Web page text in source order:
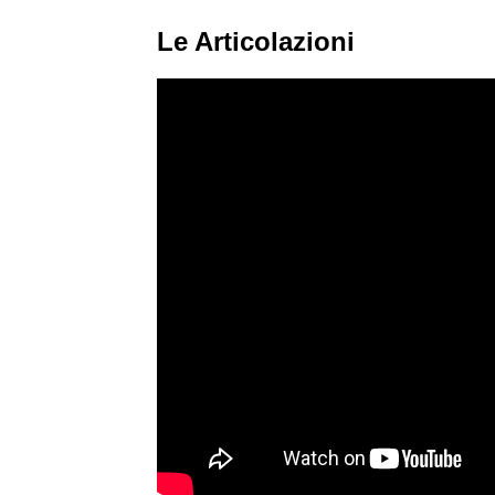
Le Articolazioni